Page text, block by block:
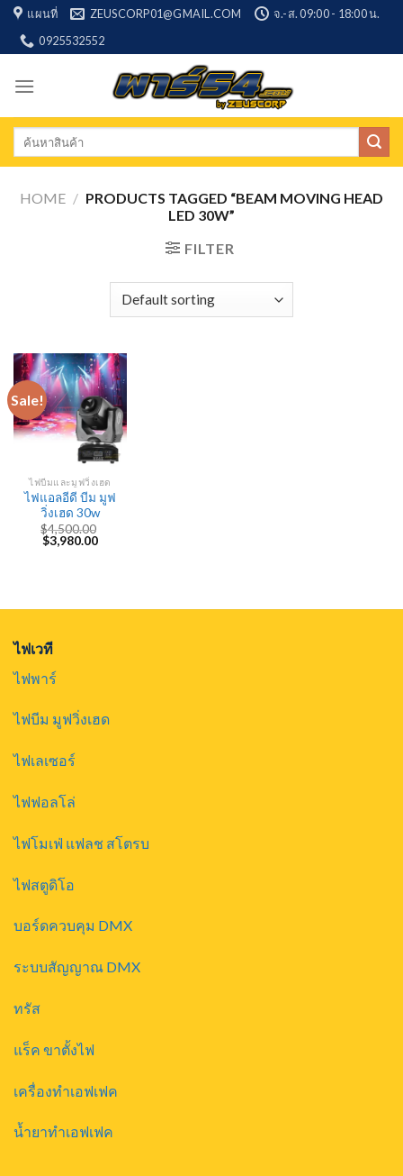
Skip
content
แผนที่ ZEUSCORP01@GMAIL.COM
จ.-ส. 09:00 - 18:00 น.
0925532552
Search
HOME / PRODUCTS TAGGED “BEAM MOVING HEAD
LED 30W”
FILTER
Sale!
ไฟบีมและมูฟวิ่งเฮด
ไฟแอลอีดี บีม มูฟ
วิ่งเฮด 30w
$4,500.00
Original
price
$3,980.00Current
ไฟเวที
ไฟพาร์
ไฟบีม มูฟวิ่งเฮด
ไฟเลเซอร์
ไฟฟอลโล่
ไฟโมเฟ่ แฟลช สโตรบ
ไฟสตูดิโอ
บอร์ดควบคุม DMX
ระบบสัญญาณ DMX
ทรัส
แร็ค ขาตั้งไฟ
เครื่องทำเอฟเฟค
น้ำยาทำเอฟเฟค